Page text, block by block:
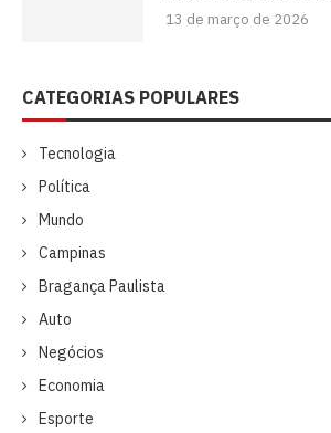
13 de março de 2026
CATEGORIAS POPULARES
Tecnologia
Política
Mundo
Campinas
Bragança Paulista
Auto
Negócios
Economia
Esporte